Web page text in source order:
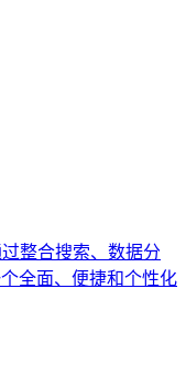
整合搜索、数据分
全面、便捷和个性化